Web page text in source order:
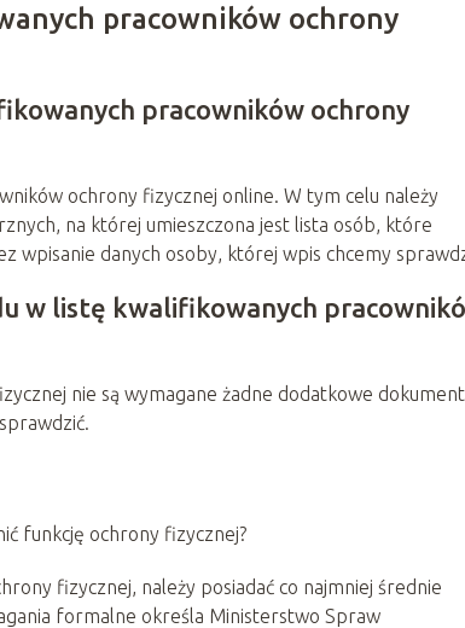
pracowników ochrony
pracowników ochrony
ochrony fizycznej online. W tym celu należy
na której umieszczona jest lista osób, które
wpisanie danych osoby, której wpis chcemy
w listę kwalifikowanych
nie są wymagane żadne dodatkowe
funkcję ochrony fizycznej?
fizycznej, należy posiadać co najmniej średnie
formalne określa Ministerstwo Spraw